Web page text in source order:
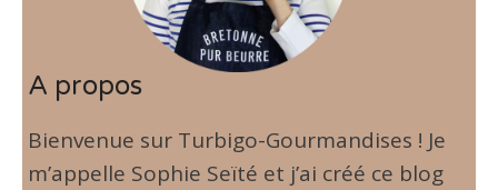
A propos
Bienvenue sur Turbigo-Gourmandises ! Je
m’appelle Sophie Seïté et j’ai créé ce blog